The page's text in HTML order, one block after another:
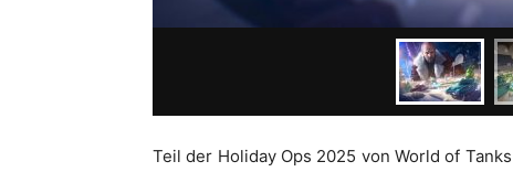
Teil der Holiday Ops 2025 von World of